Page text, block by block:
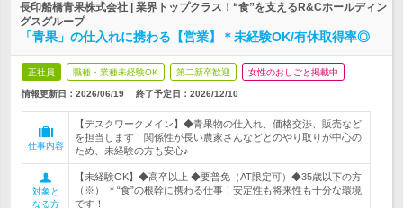
長印船橋青果株式会社 | 業界トップクラス！“食”を支えるR&Cホールディン
グスグループ
「青果」の仕入れに携わる【営業】＊未経験OK/有休取得率◎
正社員 職種・業種未経験OK 第二新卒歓迎 女性のおしごと掲載中
情報更新日：2026/06/19 終了予定日： 2026/12/10
仕事内容
【デスクワークメイン】◆青果物の仕入れ、価格交渉、販売など
を担当します！関係性が長い農家さんなどとのやり取りが中心の
ため、未経験の方も安心♪
対象と
なる方
【未経験OK】◆高卒以上 ◆要普免（AT限定可）◆35歳以下の方
（※） ＊“食”の根幹に携わる仕事！安定性も将来性も十分な環境
です！